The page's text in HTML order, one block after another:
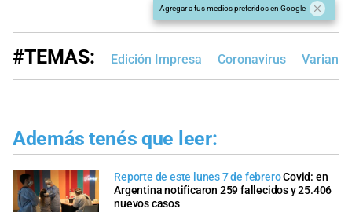
Agregar a tus medios preferidos en Google
#TEMAS: Edición Impresa Coronavirus Variante
Además tenés que leer:
Reporte de este lunes 7 de febreroCovid: en
Argentina notificaron 259 fallecidos y 25.406
nuevos casos